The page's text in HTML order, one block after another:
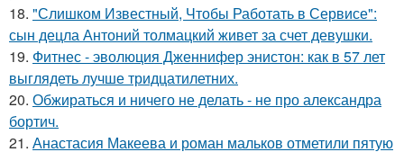
18. "Слишком Известный, Чтобы Работать в Сервисе":
сын децла Антоний толмацкий живет за счет девушки.
19. Фитнес - эволюция Дженнифер энистон: как в 57 лет
выглядеть лучше тридцатилетних.
20. Обжираться и ничего не делать - не про александра
бортич.
21. Анастасия Макеева и роман мальков отметили пятую